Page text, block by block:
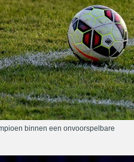
binnen een onvoorspelbare